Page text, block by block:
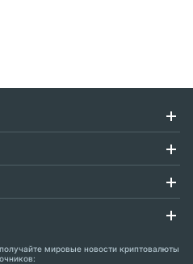
мировые новости криптовалюты